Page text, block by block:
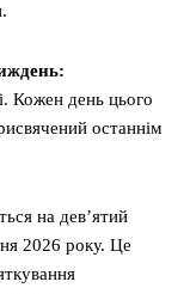
Кожен день цього
останнім
на дев’ятий
2026 року. Це